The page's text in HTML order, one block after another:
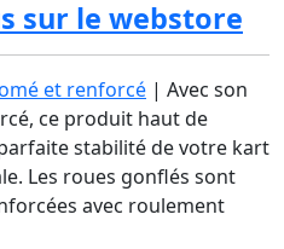
sur le webstore
et renforcé | Avec son
ce produit haut de
stabilité de votre kart
Les roues gonflés sont
avec roulement